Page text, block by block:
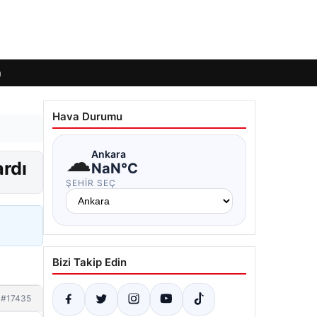
#17435
Hava Durumu
☁Ankara
NaN°C
ŞEHIR SEÇ
Bizi Takip Edin